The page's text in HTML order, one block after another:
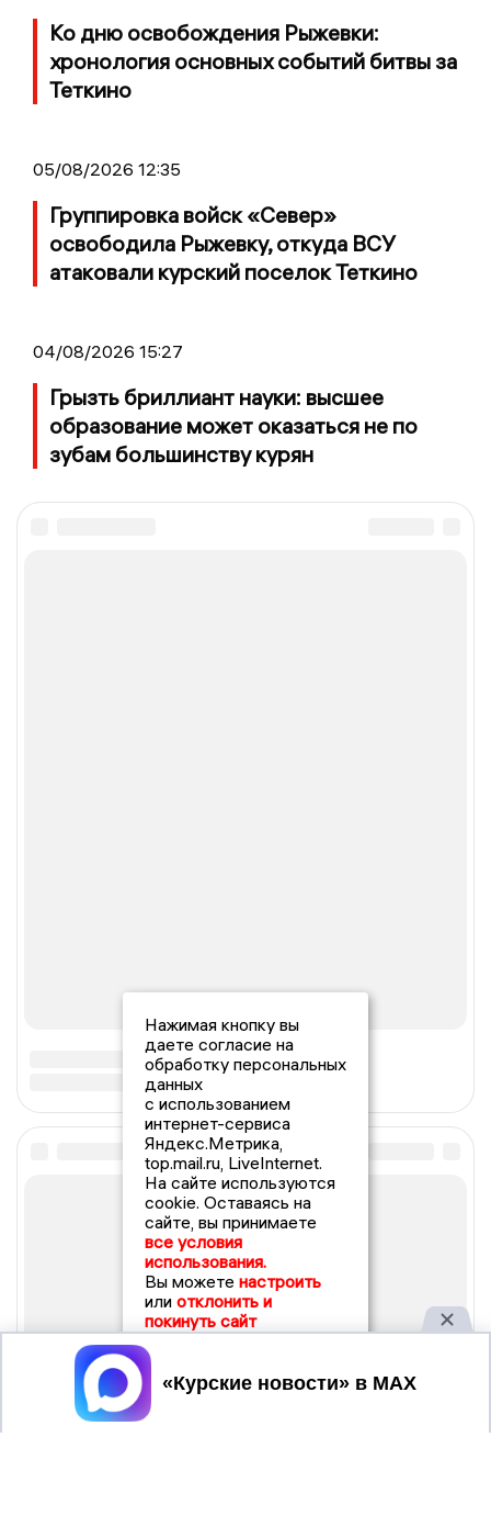
Ко дню освобождения Рыжевки:
хронология основных событий битвы за
Теткино
05/08/2026 12:35
Группировка войск «Север»
освободила Рыжевку, откуда ВСУ
атаковали курский поселок Теткино
04/08/2026 15:27
Грызть бриллиант науки: высшее
образование может оказаться не по
зубам большинству курян
Нажимая кнопку вы
даете согласие на
обработку персональных
данных
с использованием
интернет-сервиса
Яндекс.Метрика,
top.mail.ru, LiveInternet.
На сайте используются
cookie. Оставаясь на
сайте, вы принимаете
все условия
использования.
Вы можете настроить
или отклонить и
покинуть сайт
Принять